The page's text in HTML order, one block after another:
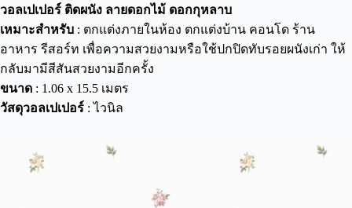
วอลเปเปอร์ ติดผนัง ลายดอกไม้ ดอกกุหลาบ
เหมาะสำหรับ : ตกแต่งภายในห้อง ตกแต่งบ้าน คอนโด ร้าน
อาหาร รีสอร์ท เพื่อความสวยงามหรือใช้ปกปิดทับรอยผนังเก่า ให้
กลับมามีสีสันสวยงามอีกครั้ง
ขนาด : 1.06 x 15.5 เมตร
วัสดุวอลเปเปอร์ : ไวนิล